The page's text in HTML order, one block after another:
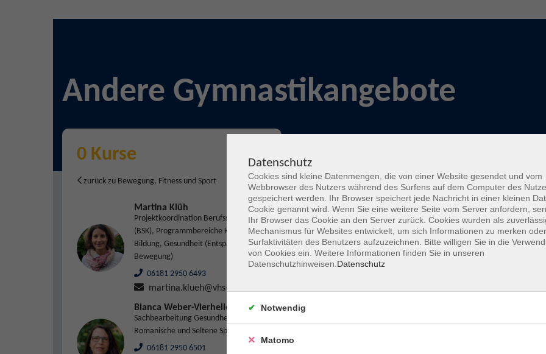
Andere Gymnastikangebote
0 Kurse
zurück zu Bewegung, Fitness und Sport
Martina Klüh
Projektkoordination Berufssprachkurse
(BSK), Programmbereiche Kulturelle
Bildung, Gesundheit (Entspannung &
Bewegung)
06181 2950 6493
martina.klueh@vhs-hanau.de
Bianca Weber-Vierheller
Sachbearbeitung Gesundheitsbildung,
Romanische und Seltene Sprachen
06181 2950 6501
Wochentage Tageszeit
nur buchbare nur beginnende
Freitag
Datenschutz
Cookies sind kleine Datenmengen, die von einer Website gesendet und vom
Webbrowser des Nutzers während des Surfens auf dem Computer des
gespeichert werden. Ihr Browser speichert jede Nachricht in einer kleinen
Cookie genannt wird. Wenn Sie eine weitere Seite vom Server anfordern,
Ihr Browser das Cookie an den Server zurück. Cookies wurden als
Mechanismus für Websites entwickelt, um sich Informationen zu merken
Surfaktivitäten des Benutzers aufzuzeichnen. Bitte willigen Sie in die
von Cookies ein. Weitere Informationen finden Sie in unseren
Datenschutzhinweisen. Datenschutz
Notwendig
Matomo